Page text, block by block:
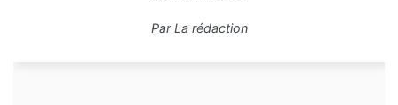
ParLa rédaction